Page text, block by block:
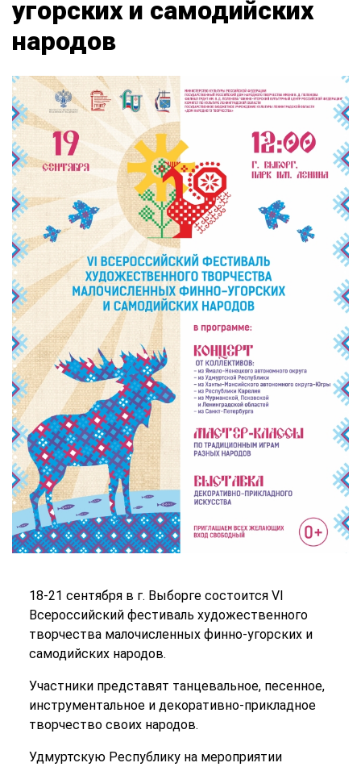
угорских и самодийских
народов
18-21 сентября в г. Выборге состоится VI
Всероссийский фестиваль художественного
творчества малочисленных финно-угорских и
самодийских народов.
Участники представят танцевальное, песенное,
инструментальное и декоративно-прикладное
творчество своих народов.
Удмуртскую Республику на мероприятии